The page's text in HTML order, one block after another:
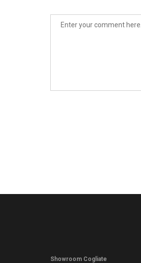
Showroom Cogliate